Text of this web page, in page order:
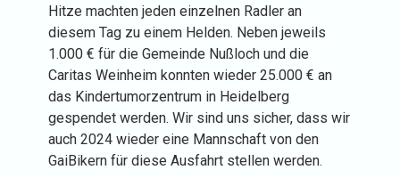
Hitze machten jeden einzelnen Radler an
diesem Tag zu einem Helden. Neben jeweils
1.000 € für die Gemeinde Nußloch und die
Caritas Weinheim konnten wieder 25.000 € an
das Kindertumorzentrum in Heidelberg
gespendet werden. Wir sind uns sicher, dass wir
auch 2024 wieder eine Mannschaft von den
GaiBikern für diese Ausfahrt stellen werden.